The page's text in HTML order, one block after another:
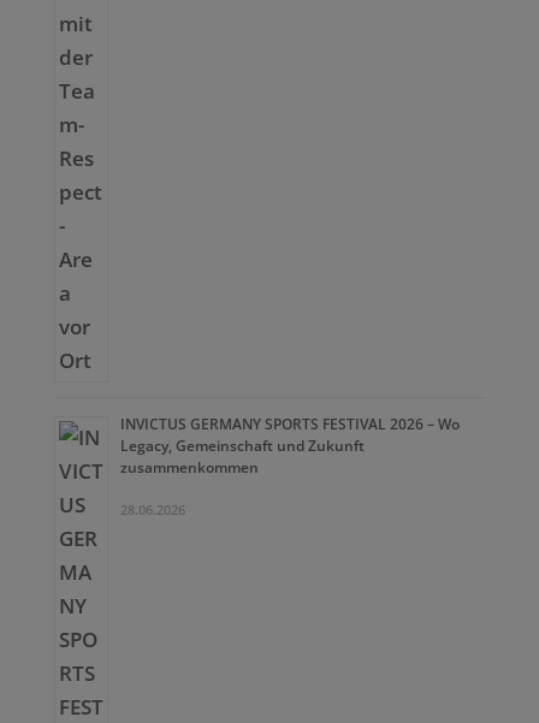
INVICTUS GERMANY SPORTS FESTIVAL 2026 – Wo
Legacy, Gemeinschaft und Zukunft
zusammenkommen
28.06.2026